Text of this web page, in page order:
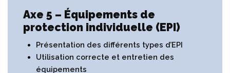
Axe 5 – Équipements de
protection individuelle (EPI)
Présentation des différents types d’EPI
Utilisation correcte et entretien des
équipements